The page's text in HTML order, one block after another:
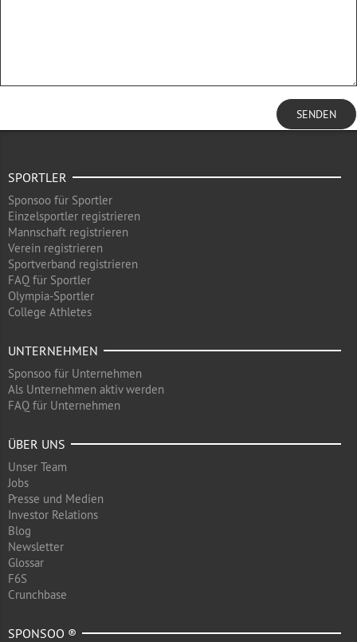
SENDEN
SPORTLER
Sponsoo für Sportler
Einzelsportler registrieren
Mannschaft registrieren
Verein registrieren
Sportverband registrieren
FAQ für Sportler
Olympia-Sportler
College Athletes
UNTERNEHMEN
Sponsoo für Unternehmen
Als Unternehmen aktiv werden
FAQ für Unternehmen
ÜBER UNS
Unser Team
Jobs
Presse und Medien
Investor Relations
Blog
Newsletter
Glossar
F6S
Crunchbase
SPONSOO ®